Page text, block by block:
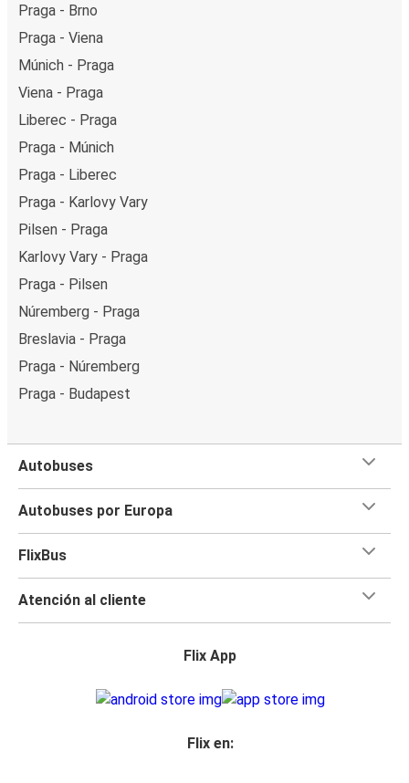
Praga - Brno
Praga - Viena
Múnich - Praga
Viena - Praga
Liberec - Praga
Praga - Múnich
Praga - Liberec
Praga - Karlovy Vary
Pilsen - Praga
Karlovy Vary - Praga
Praga - Pilsen
Núremberg - Praga
Breslavia - Praga
Praga - Núremberg
Praga - Budapest
Autobuses
Autobuses por Europa
FlixBus
Atención al cliente
Flix App
Flix en: